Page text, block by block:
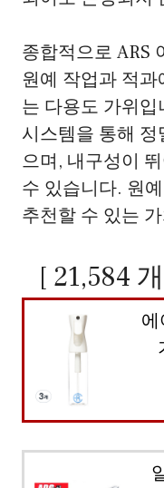
종합적으로 ARS
원예 작업과 적
는 다용도 가위
시스템을 통해
으며, 내구성이
수 있습니다. 원
추천할 수 있는
[ 21,584